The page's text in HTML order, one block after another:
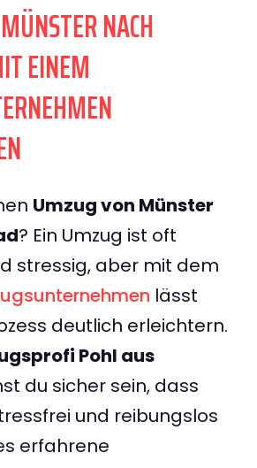
NACH
EINEM
Umzug von Münster
? Ein Umzug ist oft
stressig, aber mit dem
lässt
deutlich erleichtern.
Pohl aus
du sicher sein, dass
und reibungslos
erfahrene